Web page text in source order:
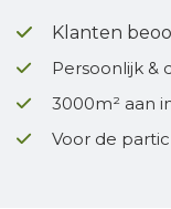
Klanten
Persoonlijk &
3000m² aan
Voor de